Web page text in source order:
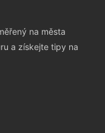
na města
a získejte tipy na